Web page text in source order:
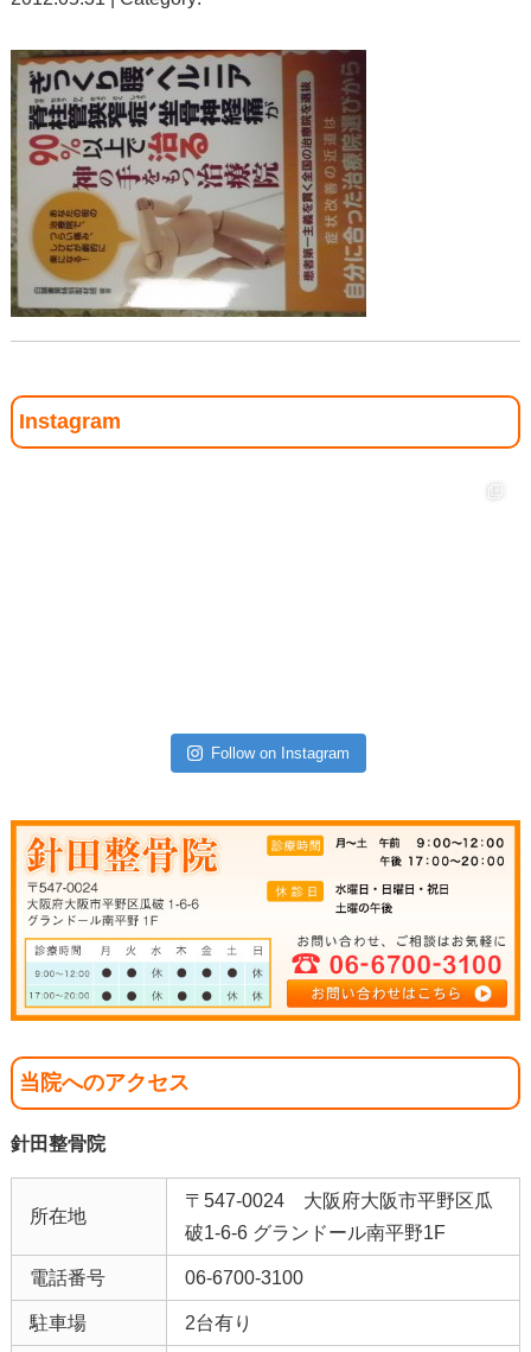
Instagram
Follow on Instagram
当院へのアクセス
針田整骨院
所在地
〒547-0024 大阪府大阪市平野区瓜
破1-6-6 グランドール南平野1F
電話番号 06-6700-3100
駐車場 2台有り